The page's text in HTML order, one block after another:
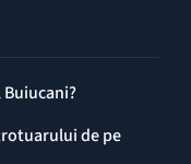
de pe